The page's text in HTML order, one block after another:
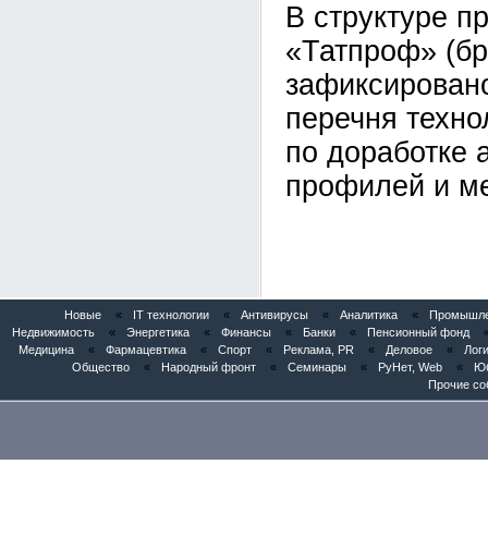
В структуре
«Татпроф»
перечня
по доработке
профилей и
Новые « IT технологии « Антивирусы « Аналитика «
Недвижимость
« Энергетика « Финансы « Банки « Пенсионный фонд
Медицина
« Фармацевтика « Спорт « Реклама, PR « Деловое «
Общество
« Народный фронт « Семинары « РуНет, Web «
Прочие